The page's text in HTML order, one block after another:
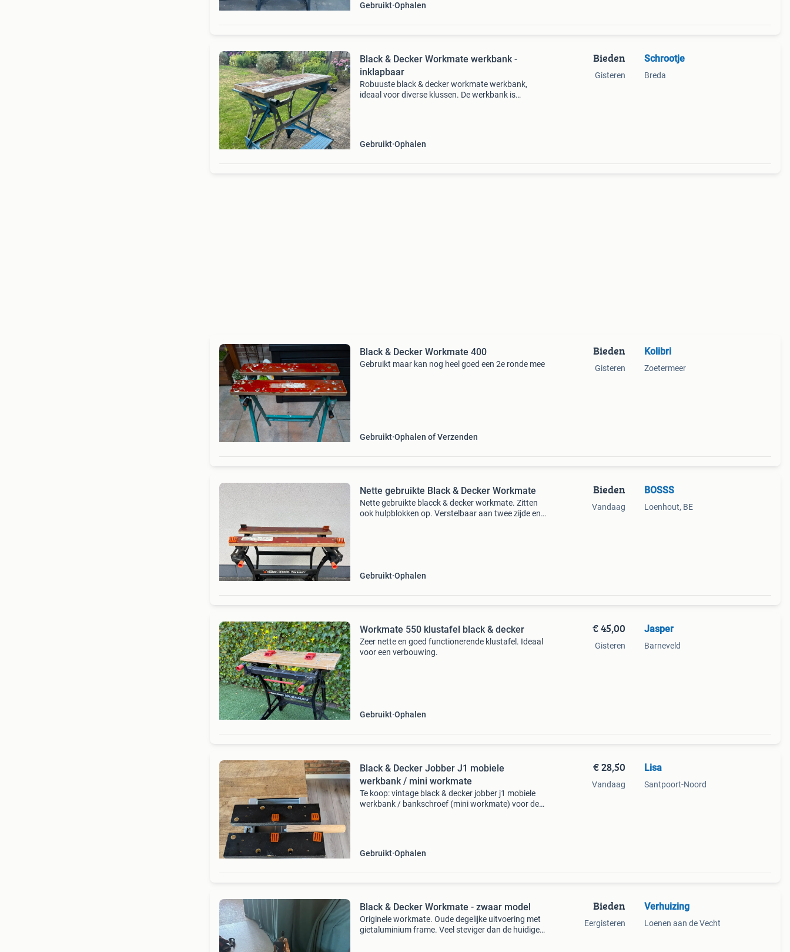
Gebruikt Ophalen
Black & Decker Workmate werkbank -
inklapbaar
Robuuste black & decker workmate werkbank,
ideaal voor diverse klussen. De werkbank is
Gebruikt Ophalen
Bieden
Gisteren
Schrootje
Breda
Black & Decker Workmate 400
Gebruikt maar kan nog heel goed een 2e ronde mee
Gebruikt Ophalen of Verzenden
Bieden
Gisteren
Kolibri
Zoetermeer
Nette gebruikte Black & Decker Workmate
Nette gebruikte blacck & decker workmate. Zitten
ook hulpblokken op. Verstelbaar aan twee zijde en
Gebruikt Ophalen
Bieden
Vandaag
BOSSS
Loenhout, BE
Workmate 550 klustafel black & decker
Zeer nette en goed functionerende klustafel. Ideaal
voor een verbouwing.
Gebruikt Ophalen
€ 45,00
Gisteren
Jasper
Barneveld
Black & Decker Jobber J1 mobiele
werkbank / mini workmate
Te koop: vintage black & decker jobber j1 mobiele
werkbank / bankschroef (mini workmate) voor de
Gebruikt Ophalen
€ 28,50
Vandaag
Lisa
Santpoort-Noord
Black & Decker Workmate - zwaar model
Originele workmate. Oude degelijke uitvoering met
gietaluminium frame. Veel steviger dan de huidige
Bieden
Eergisteren
Verhuizing
Loenen aan de Vecht